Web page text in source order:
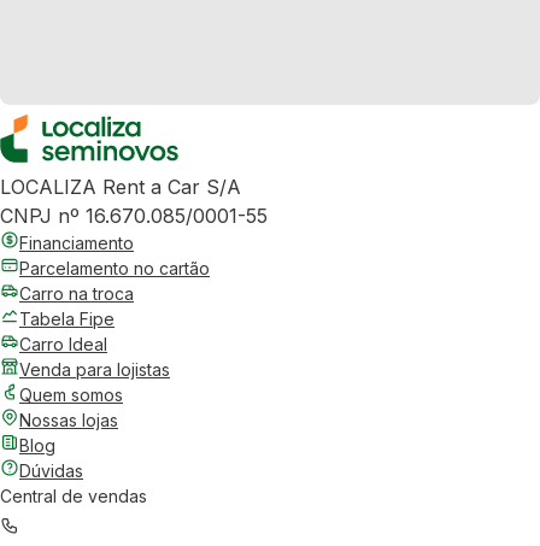
LOCALIZA Rent a Car S/A
CNPJ nº 16.670.085/0001-55
Financiamento
Parcelamento no cartão
Carro na troca
Tabela Fipe
Carro Ideal
Venda para lojistas
Quem somos
Nossas lojas
Blog
Dúvidas
Central de vendas